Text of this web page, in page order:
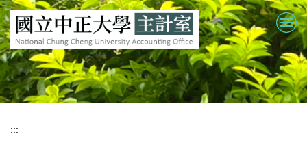
跳
到
主
要
內
容
區
:::